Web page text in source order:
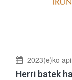
2023(e)ko
Herri batek